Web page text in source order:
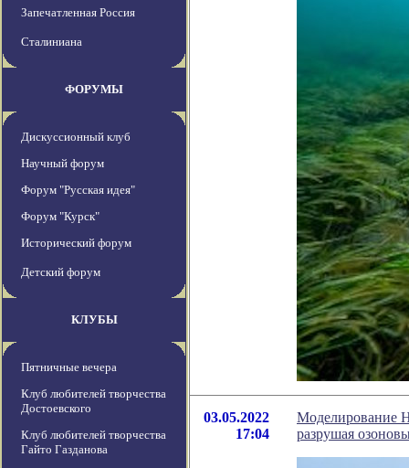
Запечатленная Россия
Сталиниана
ФОРУМЫ
Дискуссионный клуб
Научный форум
Форум "Русская идея"
Форум "Курск"
Исторический форум
Детский форум
КЛУБЫ
Пятничные вечера
Клуб любителей творчества
Достоевского
Клуб любителей творчества
Гайто Газданова
03.05.2022
17:04
Моделирование
разрушая